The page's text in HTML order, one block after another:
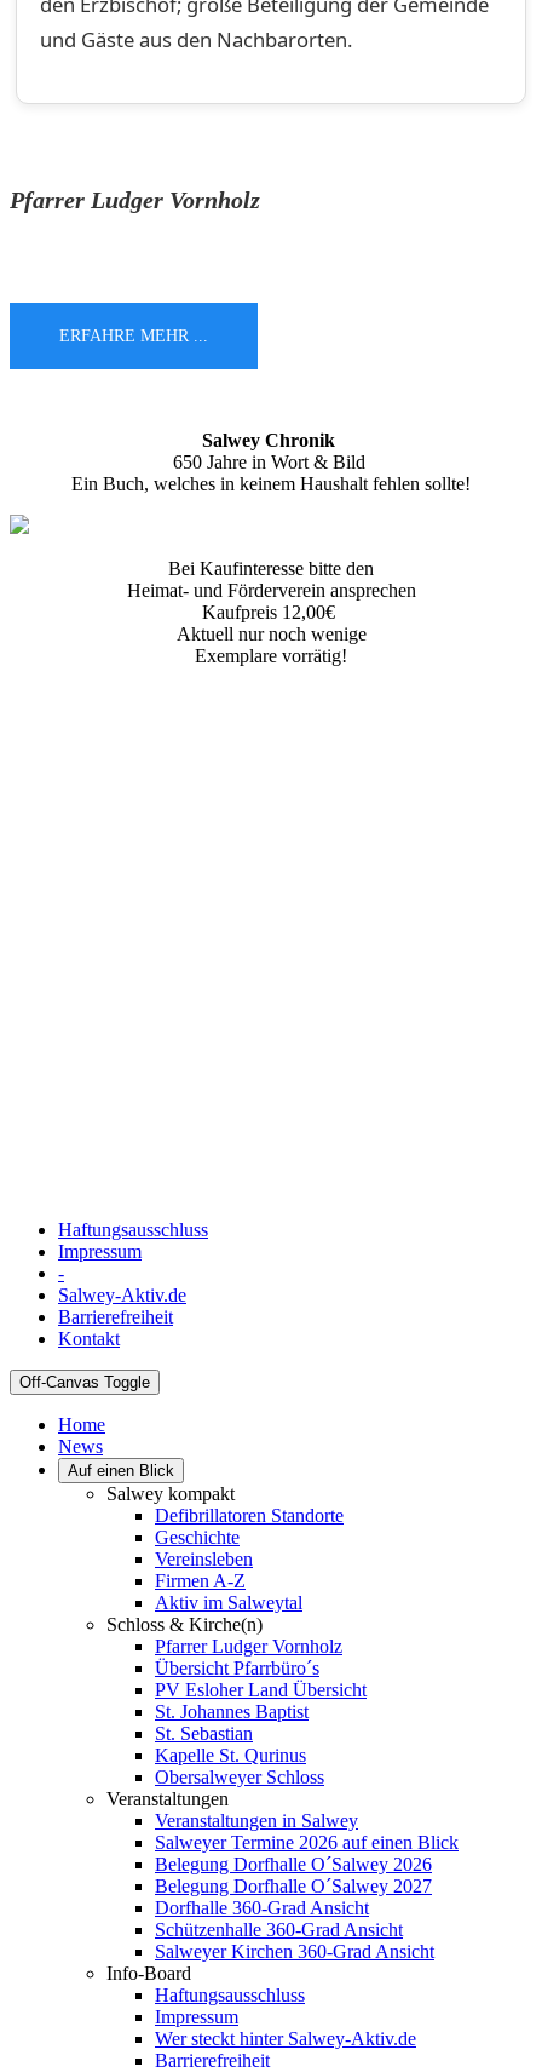
und Gäste aus den Nachbarorten.
Pfarrer Ludger Vornholz
ERFAHRE MEHR ...
Salwey Chronik
650 Jahre in Wort & Bild
Ein Buch, welches in keinem Haushalt fehlen sollte!
Bei Kaufinteresse bitte den
Heimat- und Förderverein ansprechen
Kaufpreis 12,00€
Aktuell nur noch wenige
Exemplare vorrätig!
Haftungsausschluss
Impressum
-
Salwey-Aktiv.de
Barrierefreiheit
Kontakt
Off-Canvas Toggle
Home
News
Auf einen Blick
Salwey kompakt
Defibrillatoren Standorte
Geschichte
Vereinsleben
Firmen A-Z
Aktiv im Salweytal
Schloss & Kirche(n)
Pfarrer Ludger Vornholz
Übersicht Pfarrbüro´s
PV Esloher Land Übersicht
St. Johannes Baptist
St. Sebastian
Kapelle St. Qurinus
Obersalweyer Schloss
Veranstaltungen
Veranstaltungen in Salwey
Salweyer Termine 2026 auf einen Blick
Belegung Dorfhalle O´Salwey 2026
Belegung Dorfhalle O´Salwey 2027
Dorfhalle 360-Grad Ansicht
Schützenhalle 360-Grad Ansicht
Salweyer Kirchen 360-Grad Ansicht
Info-Board
Haftungsausschluss
Impressum
Wer steckt hinter Salwey-Aktiv.de
Barrierefreiheit